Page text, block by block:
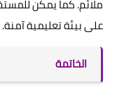
ملائم. كما يمكن
على بيئة تعليمية آمنة.
الخاتمة